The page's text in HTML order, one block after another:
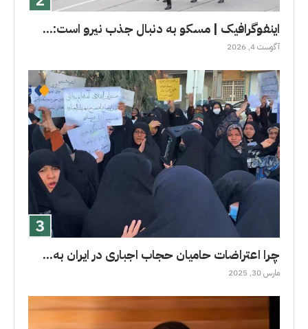
اینفوگرافیک | مسکو به دنبال جذب نیرو است:...
آگوست 4, 2026
چرا اعتراضات حامیان حجاب اجباری در ایران به...
مارس 30, 2025